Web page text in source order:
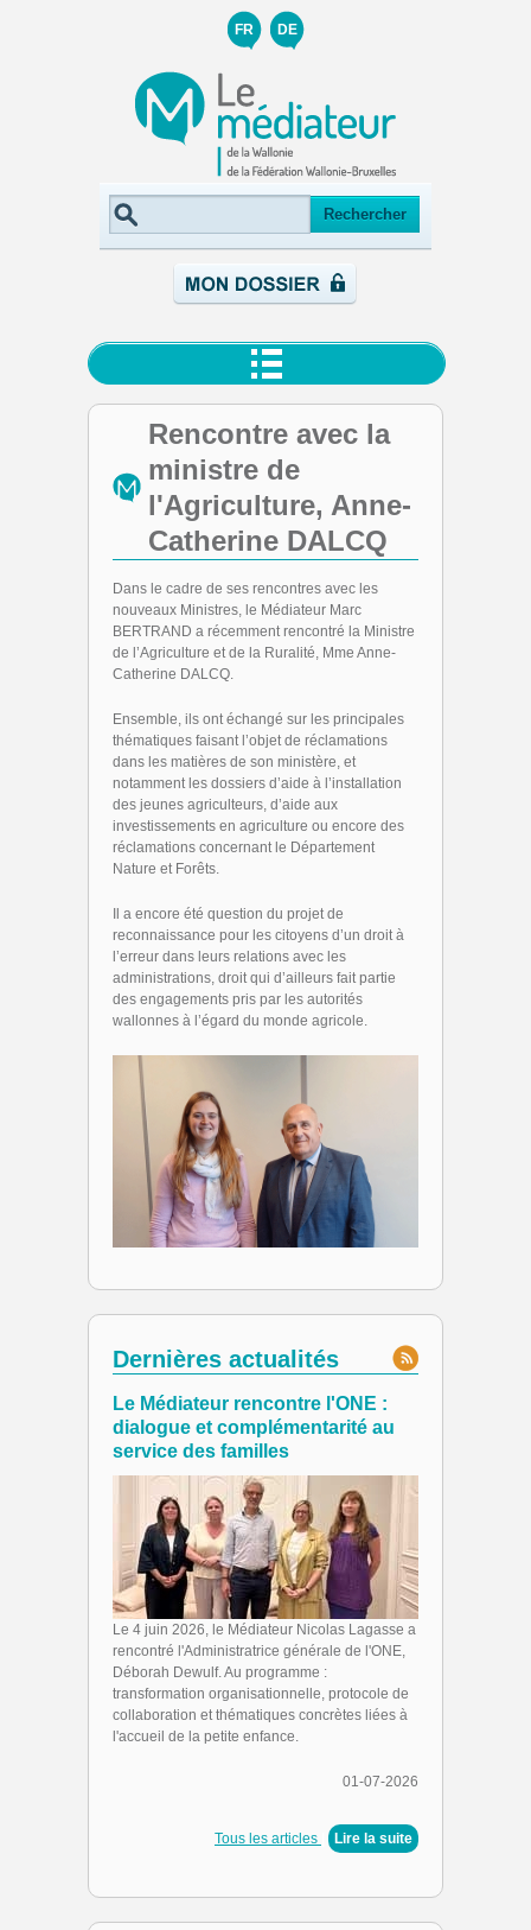
FR DE
Rencontre avec la
ministre de
l'Agriculture, Anne-
Catherine DALCQ
Dans le cadre de ses rencontres avec les
nouveaux Ministres, le Médiateur Marc
BERTRAND a récemment rencontré la Ministre
de l’Agriculture et de la Ruralité, Mme Anne-
Catherine DALCQ.
Ensemble, ils ont échangé sur les principales
thématiques faisant l’objet de réclamations
dans les matières de son ministère, et
notamment les dossiers d’aide à l’installation
des jeunes agriculteurs, d’aide aux
investissements en agriculture ou encore des
réclamations concernant le Département
Nature et Forêts.
Il a encore été question du projet de
reconnaissance pour les citoyens d’un droit à
l’erreur dans leurs relations avec les
administrations, droit qui d’ailleurs fait partie
des engagements pris par les autorités
wallonnes à l’égard du monde agricole.
Dernières actualités
Le Médiateur rencontre l'ONE :
dialogue et complémentarité au
service des familles
Le 4 juin 2026, le Médiateur Nicolas Lagasse a
rencontré l'Administratrice générale de l'ONE,
Déborah Dewulf. Au programme :
transformation organisationnelle, protocole de
collaboration et thématiques concrètes liées à
l'accueil de la petite enfance.
01-07-2026
Tous les articles Lire la suite